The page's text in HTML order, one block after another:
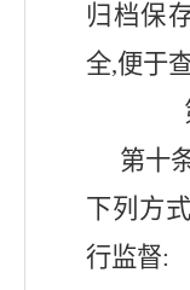
归档保
全,便于
第十
下列方
行监督: